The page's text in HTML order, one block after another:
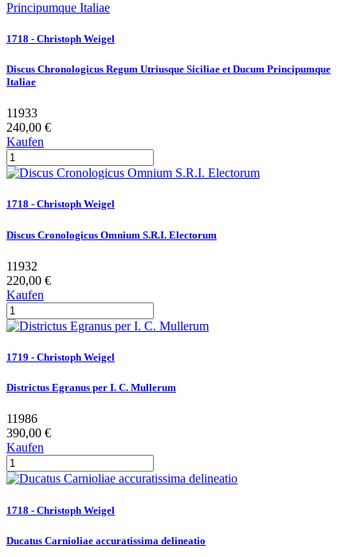
1718 - Christoph Weigel
Discus Chronologicus Regum Utriusque Siciliae et Ducum Principumque
Italiae
11933
240,00 €
Kaufen
1718 - Christoph Weigel
Discus Cronologicus Omnium S.R.I. Electorum
11932
220,00 €
Kaufen
1719 - Christoph Weigel
Districtus Egranus per I. C. Mullerum
11986
390,00 €
Kaufen
1718 - Christoph Weigel
Ducatus Carnioliae accuratissima delineatio